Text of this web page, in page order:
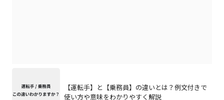
【運転手】と【乗務員】の違いとは？例文付きで
使い方や意味をわかりやすく解説